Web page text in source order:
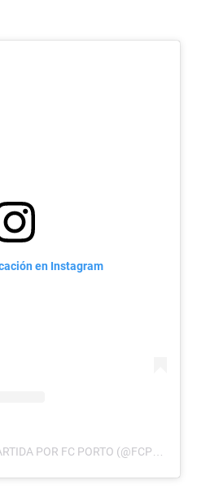
en Instagram
UNA PUBLICACIÓN COMPARTIDA POR FC PORTO (@FCPORTO)